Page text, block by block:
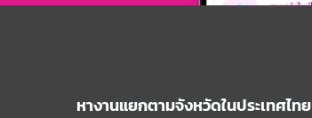
หางานแยกตามจังหวัดในประเทศไทย